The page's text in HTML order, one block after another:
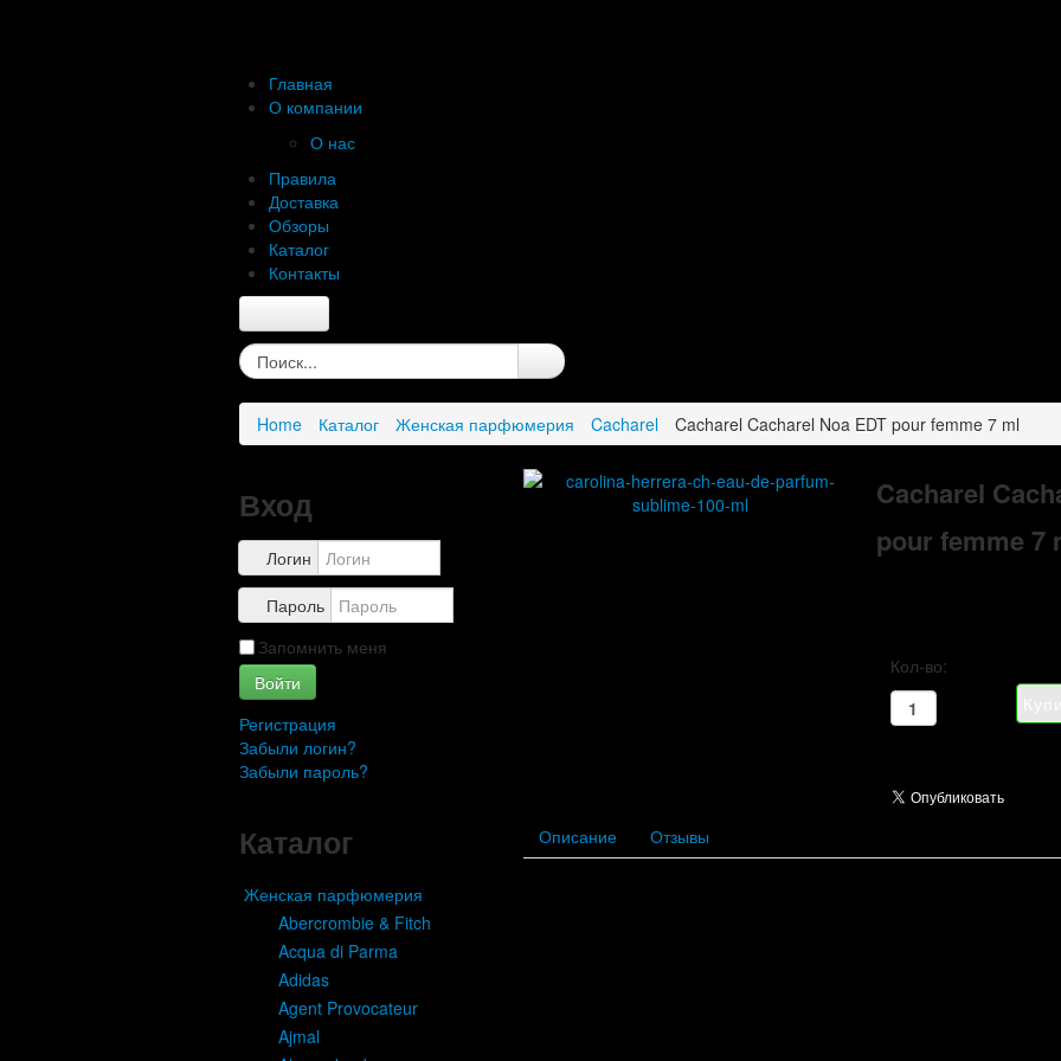
Главная
О компании
О нас
Правила
Доставка
Обзоры
Каталог
Контакты
Главная
О нас
Правила
Каталог
Home Каталог Женская парфюмерия Cacharel Cacharel Cacharel Noa EDT pour femme 7 ml
Вход
Логин
Пароль
Запомнить меня
Войти
Регистрация
Забыли логин?
Забыли пароль?
Каталог
Женская парфюмерия
Abercrombie & Fitch
Acqua di Parma
Adidas
Agent Provocateur
Ajmal
Cacharel
pour femme 7
Кол-во:
Описание Отзывы